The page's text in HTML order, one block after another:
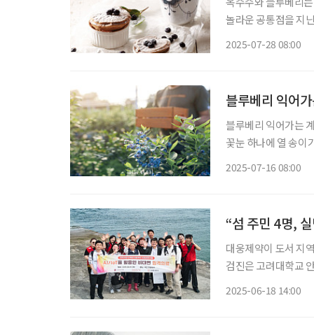
놀라운 공통점을 지
2025-07-28 08:00
블루베리 익어
블루베리 익어가는
꽃눈 하나에 열 송이
2025-07-16 08:00
“섬 주민 4명,
대웅제약이 도서 지
검진은 고려대학교
2025-06-18 14:00